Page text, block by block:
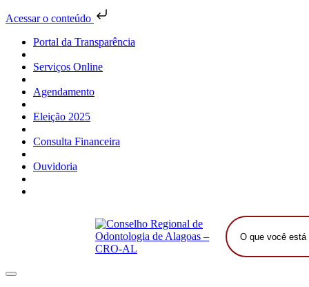
Acessar o conteúdo
Portal da Transparência
Serviços Online
Agendamento
Eleição 2025
Consulta Financeira
Ouvidoria
O
que